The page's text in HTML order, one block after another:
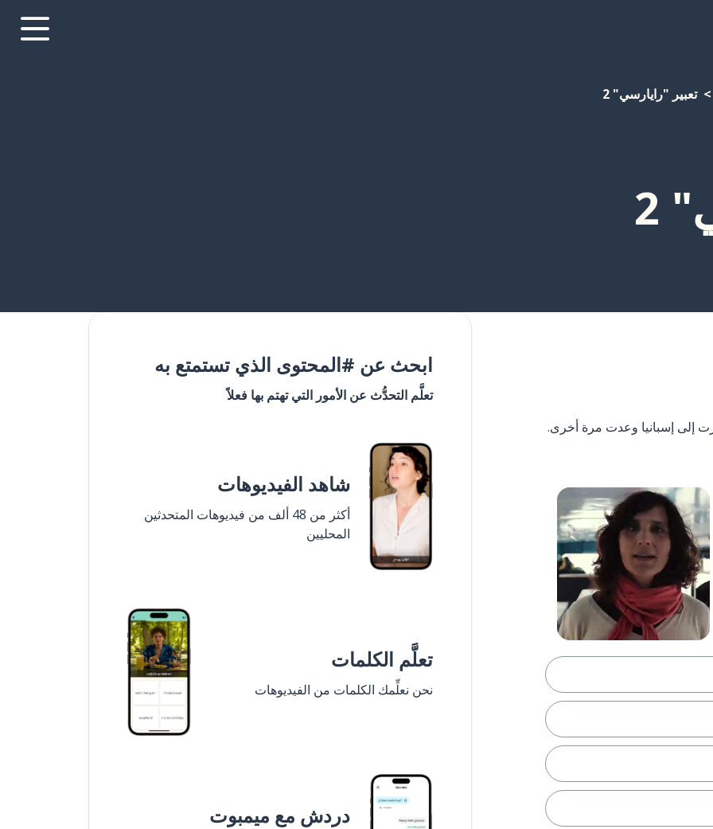
تعبير "رايارسي" 2
2
ابحث عن #المحتوى الذي تستمتع به
تعلَّم التحدُّث عن الأمور التي تهتم بها فعلاً
شاهد الفيديوهات
أكثر من 48 ألف من فيديوهات المتحدثين
المحليين
تعلَّم الكلمات
نحن نعلِّمك الكلمات من الفيديوهات
دردش مع ميمبوت